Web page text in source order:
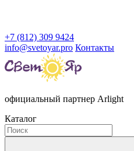
+7 (812) 309 9424
info@svetoyar.pro Контакты
официальный партнер Arlight
Каталог